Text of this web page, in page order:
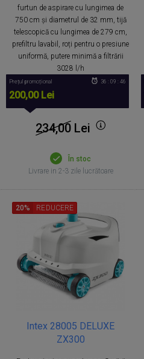
furtun de aspirare cu lungimea de
750 cm și diametrul de 32 mm, tijă
telescopică cu lungimea de 279 cm,
prefiltru lavabil, roți pentru o presiune
uniformă, putere minimă a filtrării
3028 l/h
Prețul promoțional
200,00 Lei
36 : 09 : 46
234,00Lei
În stoc
Livrare in 2-3 zile lucrătoare
Intex 28005 DELUXE
ZX300
20% REDUCERE